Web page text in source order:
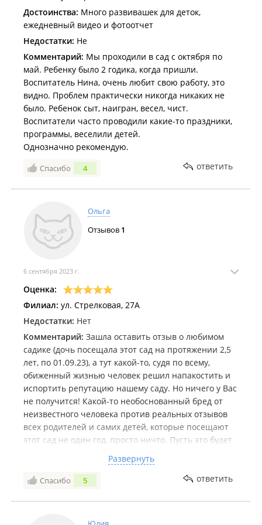
Достоинства: Много развивашек для деток,
ежедневный видео и фотоотчет
Недостатки: Не
Комментарий: Мы проходили в сад с октября по
май. Ребенку было 2 годика, когда пришли.
Воспитатель Нина, очень любит свою работу, это
видно. Проблем практически никогда никаких не
было. Ребенок сыт, наигран, весел, чист.
Воспитатели часто проводили какие-то праздники,
программы, веселили детей.
Однозначно рекомендую.
Спасибо 4 ответить
Ольга
Отзывов 1
6 сентября 2023 г.
Оценка:
Филиал: ул. Стрелковая, 27А
Недостатки: Нет
Комментарий: Зашла оставить отзыв о любимом
садике (дочь посещала этот сад на протяжении 2,5
лет, по 01.09.23), а тут какой-то, судя по всему,
обиженный жизнью человек решил напакостить и
испортить репутацию нашему саду. Но ничего у Вас
не получится! Какой-то необоснованный бред от
неизвестного человека против реальных отзывов
всех родителей и самих детей, которые посещают
этот сад не один год, просто ничто. Пусть это будет
Любимейший сад! Как и любому родителю было
волнительно первый раз приводить ребенка в сад
первый же день. В этом садике ЛЮБЯТ детей, как
Развернуть
Спасибо 5 ответить